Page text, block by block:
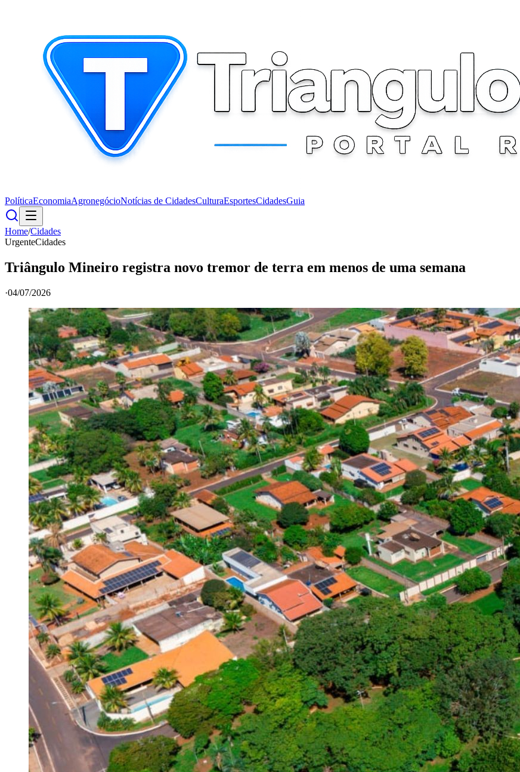
PolíticaEconomiaAgronegócioNotícias de CidadesCulturaEsportesCidadesGuia
Home/Cidades
UrgenteCidades
Triângulo Mineiro registra novo tremor de terra em menos de uma semana
·04/07/2026